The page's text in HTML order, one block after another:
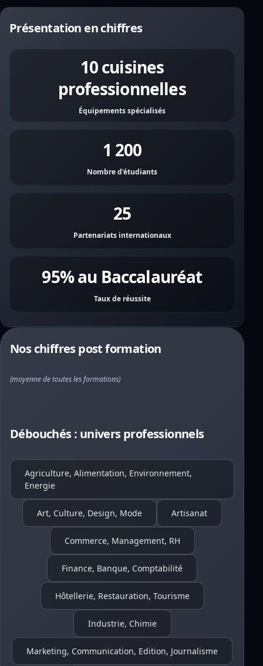
Présentation en chiffres
10 cuisines
professionnelles
Équipements spécialisés
1 200
Nombre d'étudiants
25
Partenariats internationaux
95% au Baccalauréat
Taux de réussite
Nos chiffres post formation
(moyenne de toutes les formations)
Débouchés : univers professionnels
Agriculture, Alimentation, Environnement,
Energie
Art, Culture, Design, Mode Artisanat
Commerce, Management, RH
Finance, Banque, Comptabilité
Hôtellerie, Restauration, Tourisme
Industrie, Chimie
Marketing, Communication, Edition, Journalisme